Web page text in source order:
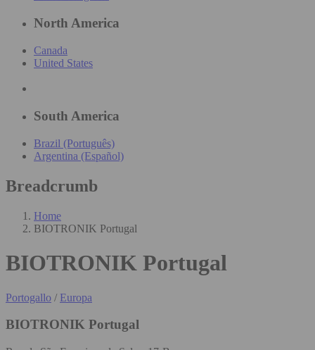
North America
Canada
United States
South America
Brazil (Português)
Argentina (Español)
Breadcrumb
Home
BIOTRONIK Portugal
BIOTRONIK Portugal
Portogallo / Europa
BIOTRONIK Portugal